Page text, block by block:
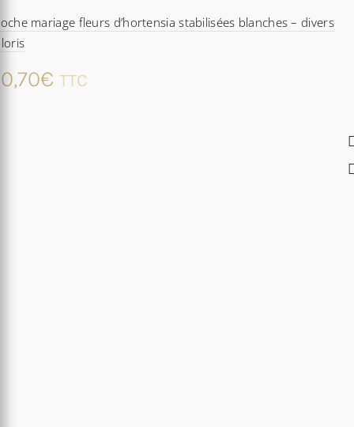
mariage fleurs d’hortensia stabilisées blanches – divers
€ TTC